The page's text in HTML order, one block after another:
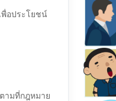
พื่อประโยชน์
ามที่กฎหมาย